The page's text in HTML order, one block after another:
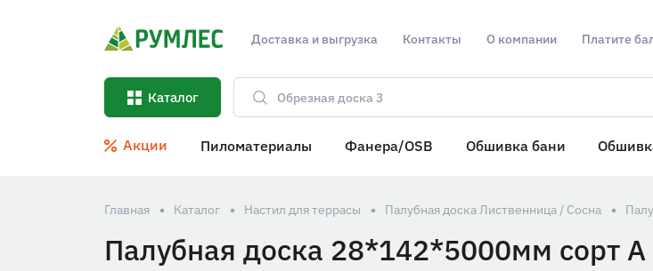
Доставка и выгрузка Контакты О компании Платите
Каталог
Акции Пиломатериалы Фанера/OSB Обшивка бани
Главная Каталог Настил для террасы Палубная доска Лиственница / Сосна
Палубная доска 28*142*5000мм сорт А